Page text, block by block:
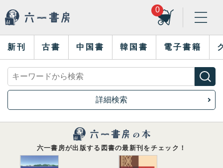
0
新刊 古書 中国書 韓国書 電子書籍
詳細検索
六一書房が出版する図書の最新刊をチェック！